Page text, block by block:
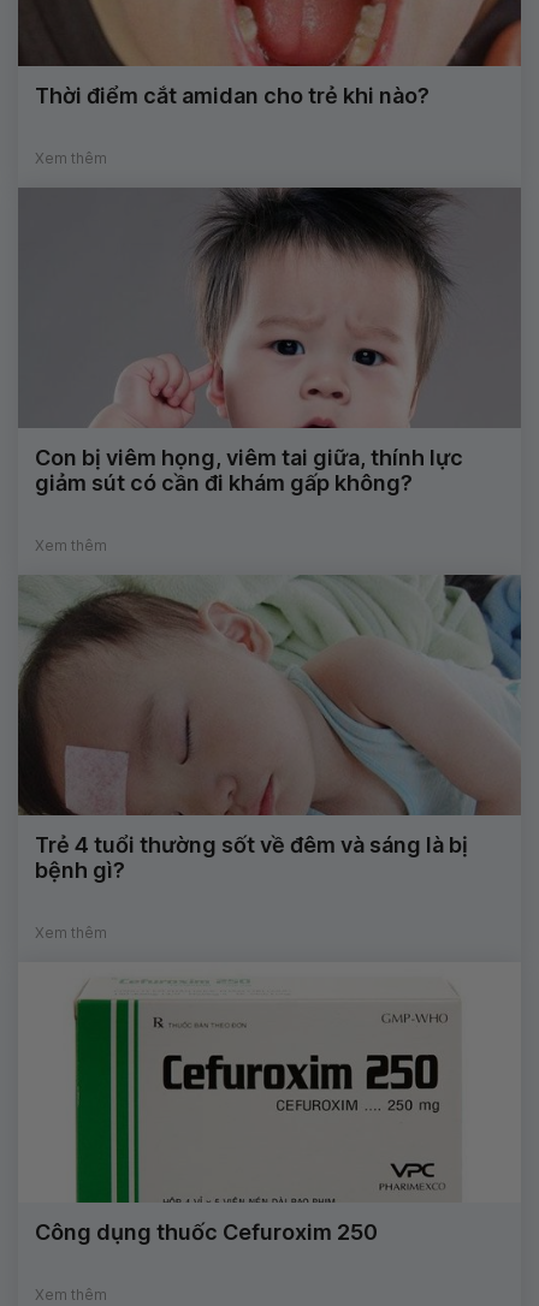
Thời điểm cắt amidan cho trẻ khi nào?
Xem thêm
Con bị viêm họng, viêm tai giữa, thính lực
giảm sút có cần đi khám gấp không?
Xem thêm
Trẻ 4 tuổi thường sốt về đêm và sáng là bị
bệnh gì?
Xem thêm
Công dụng thuốc Cefuroxim 250
Xem thêm